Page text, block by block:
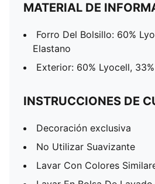
MATERIAL DE
Forro Del Bolsillo: 60%
Elastano
Exterior: 60% Lyocell,
INSTRUCCIONES DE
Decoración exclusiva
No Utilizar Suavizante
Lavar Con Colores